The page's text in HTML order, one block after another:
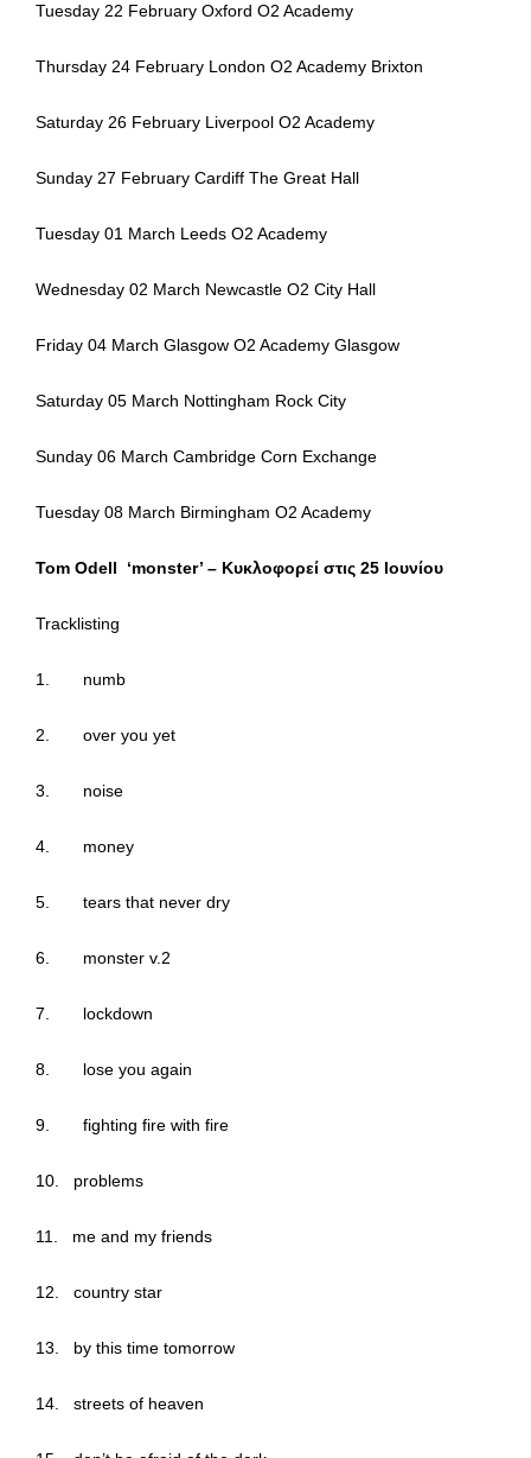
Tuesday 22 February Oxford O2 Academy
Thursday 24 February London O2 Academy Brixton
Saturday 26 February Liverpool O2 Academy
Sunday 27 February Cardiff The Great Hall
Tuesday 01 March Leeds O2 Academy
Wednesday 02 March Newcastle O2 City Hall
Friday 04 March Glasgow O2 Academy Glasgow
Saturday 05 March Nottingham Rock City
Sunday 06 March Cambridge Corn Exchange
Tuesday 08 March Birmingham O2 Academy
Tom Odell ‘monster’ – Κυκλοφορεί στις 25 Ιουνίου
Tracklisting
1. numb
2. over you yet
3. noise
4. money
5. tears that never dry
6. monster v.2
7. lockdown
8. lose you again
9. fighting fire with fire
10. problems
11. me and my friends
12. country star
13. by this time tomorrow
14. streets of heaven